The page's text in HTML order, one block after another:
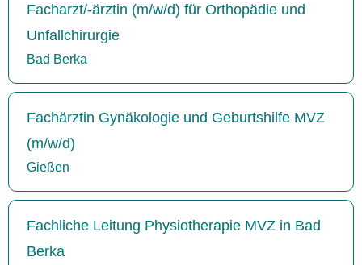
Facharzt/-ärztin (m/w/d) für Orthopädie und
Unfallchirurgie
Bad Berka
Fachärztin Gynäkologie und Geburtshilfe MVZ
(m/w/d)
Gießen
Fachliche Leitung Physiotherapie MVZ in Bad
Berka